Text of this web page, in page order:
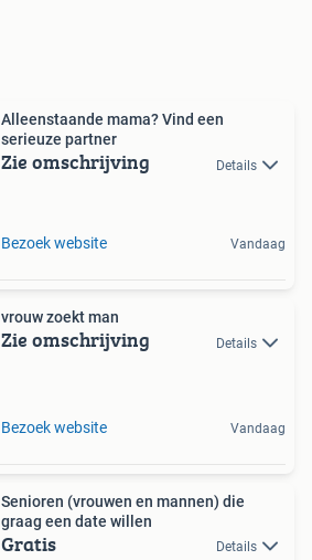
Alleenstaande mama? Vind een
serieuze partner
Zie omschrijving Details
Bezoek website Vandaag
vrouw zoekt man
Zie omschrijving Details
Bezoek website Vandaag
Senioren (vrouwen en mannen) die
graag een date willen
Gratis Details